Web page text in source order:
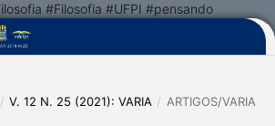
#Filosofia #UFPI #pensando
/ V. 12 N. 25 (2021): VARIA / ARTIGOS/VARIA